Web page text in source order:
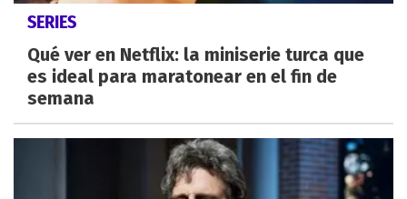
SERIES
Qué ver en Netflix: la miniserie turca que
es ideal para maratonear en el fin de
semana